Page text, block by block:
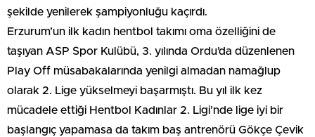
şekilde yenilerek şampiyonluğu kaçırdı.
Erzurum’un ilk kadın hentbol takımı oma özelliğini de
taşıyan ASP Spor Kulübü, 3. yılında Ordu’da düzenlenen
Play Off müsabakalarında yenilgi almadan namağlup
olarak 2. Lige yükselmeyi başarmıştı. Bu yıl ilk kez
mücadele ettiği Hentbol Kadınlar 2. Ligi’nde lige iyi bir
başlangıç yapamasa da takım baş antrenörü Gökçe Çevik